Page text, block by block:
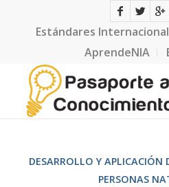
Estándares
AprendeNIA
DESARROLLO Y APLICACIÓN
PERSONAS